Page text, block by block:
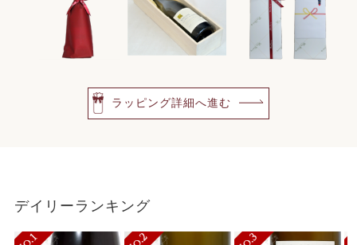
ラッピング詳細へ進む
デイリーランキング